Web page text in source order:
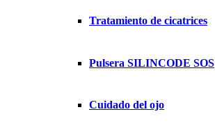
Tratamiento de cicatrices
Pulsera SILINCODE SOS
Cuidado del ojo